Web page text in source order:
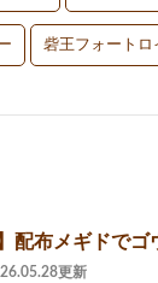
砦王フォートロ
配布メギドでゴ
更新